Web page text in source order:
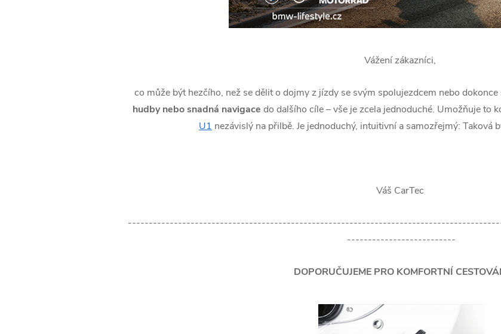
Vážení zákazníci,
co může být hezčího, než se dělit o dojmy z jízdy se svým spolujezdcem nebo
hudby nebo snadná navigace do dalšího cíle – vše je zcela jednoduché. Umožňuje to
U1 nezávislý na přilbě. Je jednoduchý, intuitivní a samozřejmý: Taková
Váš CarTec
--------------------------
DOPORUČUJEME PRO KOMFORTNÍ